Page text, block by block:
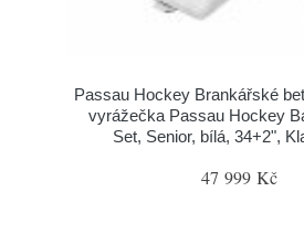
Passau Hockey Brankářské
vyrážečka Passau Hockey
Set, Senior, bílá, 34+2",
47 999 Kč